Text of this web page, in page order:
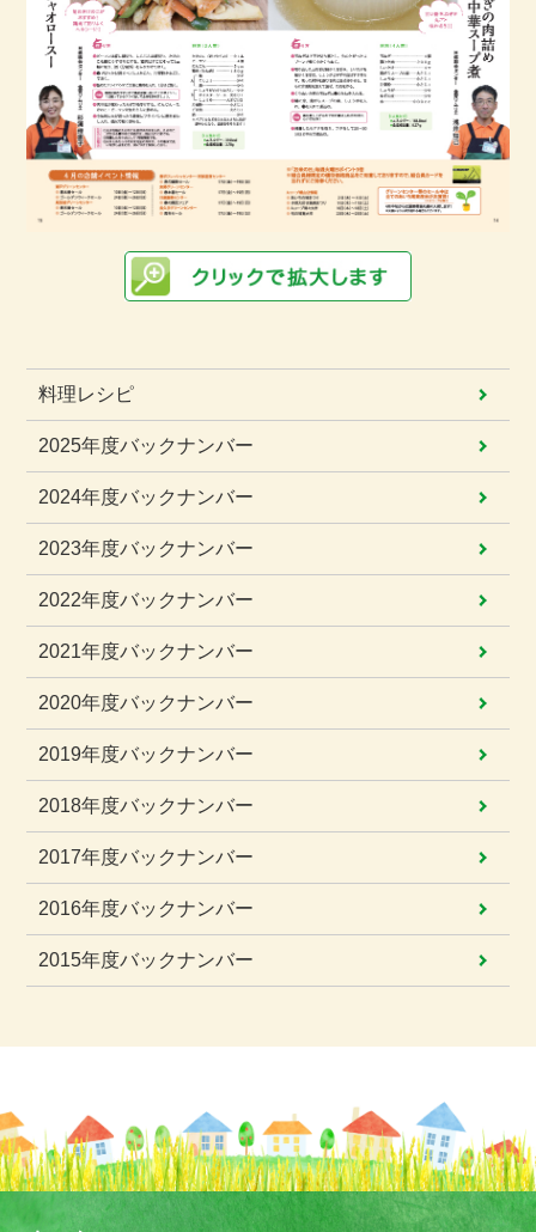
料理レシピ
2025年度バックナンバー
2024年度バックナンバー
2023年度バックナンバー
2022年度バックナンバー
2021年度バックナンバー
2020年度バックナンバー
2019年度バックナンバー
2018年度バックナンバー
2017年度バックナンバー
2016年度バックナンバー
2015年度バックナンバー